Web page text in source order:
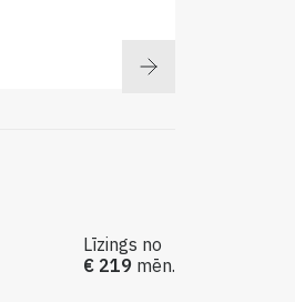
Līzings no
€ 219mēn.